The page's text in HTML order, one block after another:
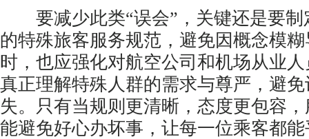
要减少此类“误会”，关键还是要制
的特殊旅客服务规范，避免因概念模
时，也应强化对航空公司和机场从业
真正理解特殊人群的需求与尊严，避
失。只有当规则更清晰，态度更包容
能避免好心办坏事，让每一位乘客都